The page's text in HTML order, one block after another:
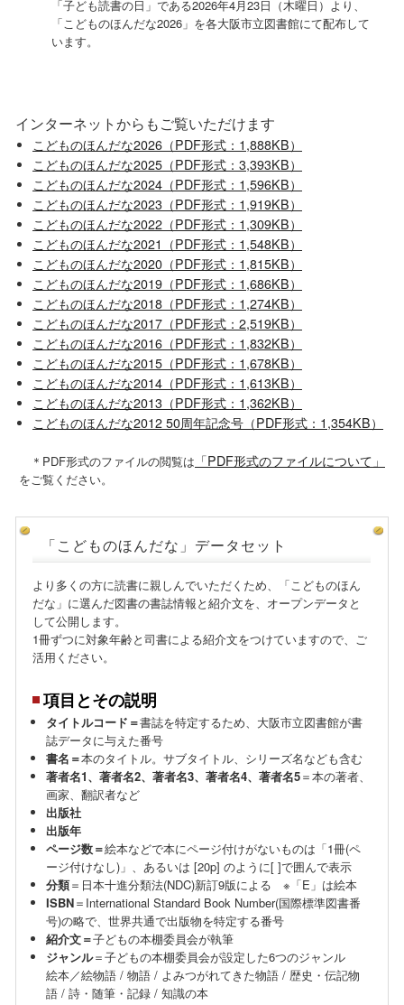
「子ども読書の日」である2026年4月23日（木曜日）より、
「こどものほんだな2026」を各大阪市立図書館にて配布して
います。
インターネットからもご覧いただけます
こどものほんだな2026（PDF形式：1,888KB）
こどものほんだな2025（PDF形式：3,393KB）
こどものほんだな2024（PDF形式：1,596KB）
こどものほんだな2023（PDF形式：1,919KB）
こどものほんだな2022（PDF形式：1,309KB）
こどものほんだな2021（PDF形式：1,548KB）
こどものほんだな2020（PDF形式：1,815KB）
こどものほんだな2019（PDF形式：1,686KB）
こどものほんだな2018（PDF形式：1,274KB）
こどものほんだな2017（PDF形式：2,519KB）
こどものほんだな2016（PDF形式：1,832KB）
こどものほんだな2015（PDF形式：1,678KB）
こどものほんだな2014（PDF形式：1,613KB）
こどものほんだな2013（PDF形式：1,362KB）
こどものほんだな2012 50周年記念号（PDF形式：1,354KB）
＊PDF形式のファイルの閲覧は 「PDF形式のファイルについて」
をご覧ください。
「こどものほんだな」データセット
より多くの方に読書に親しんでいただくため、「こどものほん
だな」に選んだ図書の書誌情報と紹介文を、オープンデータと
して公開します。
1冊ずつに対象年齢と司書による紹介文をつけていますので、ご
活用ください。
項目とその説明
タイトルコード＝書誌を特定するため、大阪市立図書館が書
誌データに与えた番号
書名＝本のタイトル。サブタイトル、シリーズ名なども含む
著者名1、著者名2、著者名3、著者名4、著者名5＝本の著者、
画家、翻訳者など
出版社
出版年
ページ数＝絵本などで本にページ付けがないものは「1冊(ペ
ージ付けなし)」、あるいは [20p] のように[ ]で囲んで表示
分類＝日本十進分類法(NDC)新訂9版による ※「E」は絵本
ISBN＝International Standard Book Number(国際標準図書番
号)の略で、世界共通で出版物を特定する番号
紹介文＝子どもの本棚委員会が執筆
ジャンル＝子どもの本棚委員会が設定した6つのジャンル
絵本／絵物語 / 物語 / よみつがれてきた物語 / 歴史・伝記物
語 / 詩・随筆・記録 / 知識の本